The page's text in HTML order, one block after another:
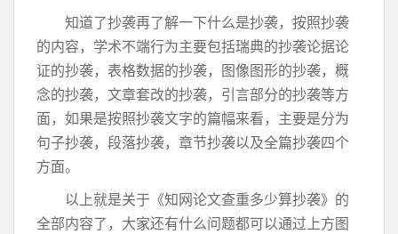
知道了抄袭再了解一下什么是抄袭，按照抄袭
的内容，学术不端行为主要包括瑞典的抄袭论据论
证的抄袭，表格数据的抄袭，图像图形的抄袭，概
念的抄袭，文章套改的抄袭，引言部分的抄袭等方
面，如果是按照抄袭文字的篇幅来看，主要是分为
句子抄袭，段落抄袭，章节抄袭以及全篇抄袭四个
方面。
以上就是关于《知网论文查重多少算抄袭》的
全部内容了，大家还有什么问题都可以通过上方图